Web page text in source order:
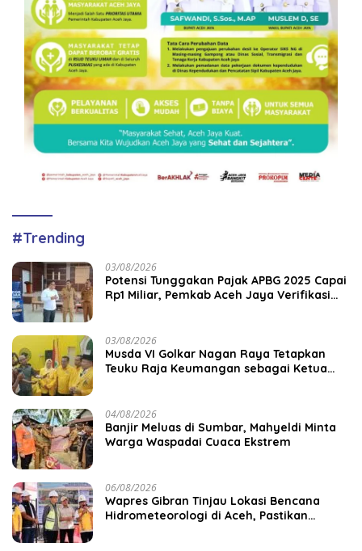
#Trending
03/08/2026
Potensi Tunggakan Pajak APBG 2025 Capai
Rp1 Miliar, Pemkab Aceh Jaya Verifikasi
03/08/2026
Musda VI Golkar Nagan Raya Tetapkan
Teuku Raja Keumangan sebagai Ketua
04/08/2026
Banjir Meluas di Sumbar, Mahyeldi Minta
Warga Waspadai Cuaca Ekstrem
06/08/2026
Wapres Gibran Tinjau Lokasi Bencana
Hidrometeorologi di Aceh, Pastikan